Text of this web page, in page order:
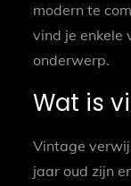
modern te
vind je enkele
onderwerp.
Wat is
Vintage
jaar oud zijn